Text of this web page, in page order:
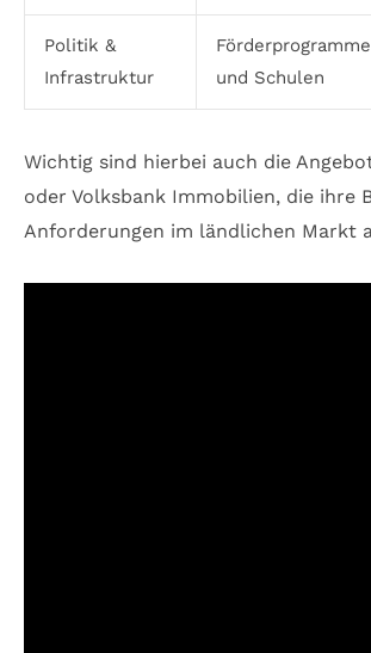
Politik &
Infrastruktur
und Schulen
Wichtig sind hierbei auch die
oder Volksbank Immobilien, die ihre
Anforderungen im ländlichen Markt